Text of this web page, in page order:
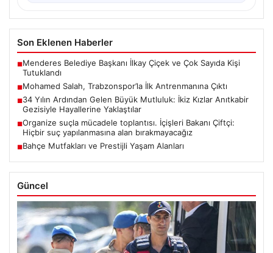
Son Eklenen Haberler
■Menderes Belediye Başkanı İlkay Çiçek ve Çok Sayıda Kişi
Tutuklandı
■Mohamed Salah, Trabzonspor’la İlk Antrenmanına Çıktı
■34 Yılın Ardından Gelen Büyük Mutluluk: İkiz Kızlar Anıtkabir
Gezisiyle Hayallerine Yaklaştılar
■Organize suçla mücadele toplantısı. İçişleri Bakanı Çiftçi:
Hiçbir suç yapılanmasına alan bırakmayacağız
■Bahçe Mutfakları ve Prestijli Yaşam Alanları
Güncel